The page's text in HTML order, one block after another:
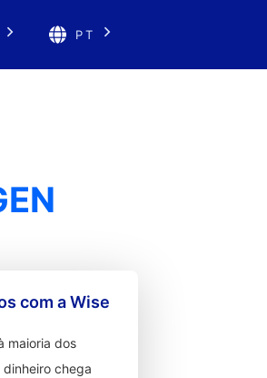
PT
com a Wise
maioria dos
chega